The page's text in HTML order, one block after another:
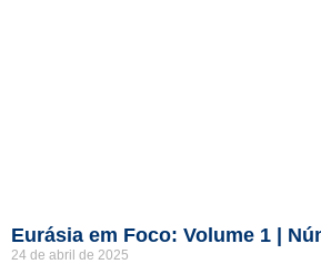
Eurásia em Foco: Volume 1 |
24 de abril de 2025